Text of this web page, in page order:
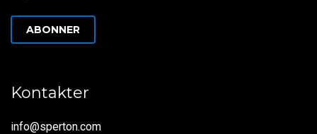
ABONNER
Kontakter
info@sperton.com